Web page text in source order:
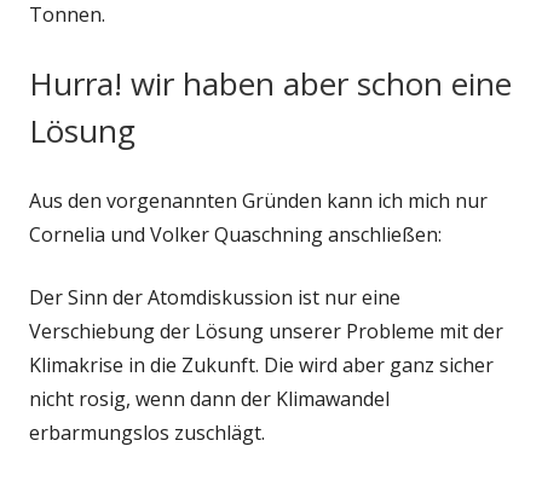
Tonnen.
Hurra! wir haben aber schon eine
Lösung
Aus den vorgenannten Gründen kann ich mich nur
Cornelia und Volker Quaschning anschließen:
Der Sinn der Atomdiskussion ist nur eine
Verschiebung der Lösung unserer Probleme mit der
Klimakrise in die Zukunft. Die wird aber ganz sicher
nicht rosig, wenn dann der Klimawandel
erbarmungslos zuschlägt.